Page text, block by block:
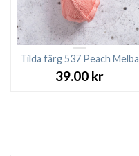
Tilda färg 537 Peach Melba
39.00 kr